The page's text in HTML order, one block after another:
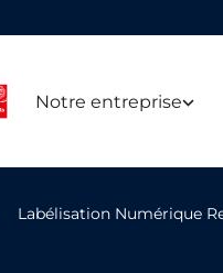
Notre entreprise
Labélisation Numérique